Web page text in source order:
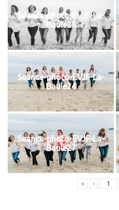
Seance-photo-EVJF-La-
Baule23
Seance-photo-EVJF-La-
Baule24
Seance-photo-EVJF-La-
Baule27
« ‹